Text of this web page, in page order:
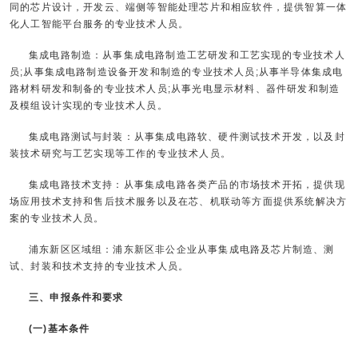
同的芯片设计，开发云、端侧等智能处理芯片和相应软件，提供智算一体
化人工智能平台服务的专业技术人员。
集成电路制造：从事集成电路制造工艺研发和工艺实现的专业技术人
员;从事集成电路制造设备开发和制造的专业技术人员;从事半导体集成电
路材料研发和制备的专业技术人员;从事光电显示材料、器件研发和制造
及模组设计实现的专业技术人员。
集成电路测试与封装：从事集成电路软、硬件测试技术开发，以及封
装技术研究与工艺实现等工作的专业技术人员。
集成电路技术支持：从事集成电路各类产品的市场技术开拓，提供现
场应用技术支持和售后技术服务以及在芯、机联动等方面提供系统解决方
案的专业技术人员。
浦东新区区域组：浦东新区非公企业从事集成电路及芯片制造、测
试、封装和技术支持的专业技术人员。
三、申报条件和要求
(一)基本条件